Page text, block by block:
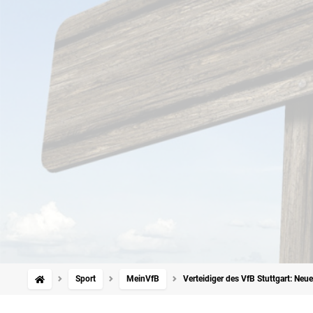
Sport MeinVfB Verteidiger des VfB Stuttgart: